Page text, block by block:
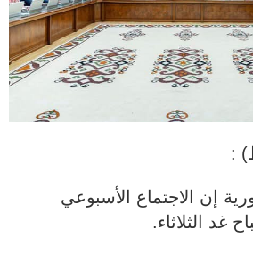
:
إن الاجتماع الأسبوعي
غد الثلاثاء.